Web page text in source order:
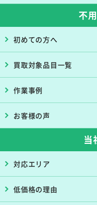
不
初めての方へ
買取対象品目一覧
作業事例
お客様の声
当
対応エリア
低価格の理由